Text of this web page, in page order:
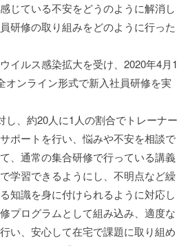
じている不安をどうのように解消し
研修の取り組みをどのように行った
イルス感染拡大を受け、2020年4月1
オンライン形式で新入社員研修を実
し、約20人に1人の割合でトレーナー
ポートを行い、悩みや不安を相談で
、通常の集合研修で行っている講義
学習できるようにし、不明点など繰
知識を身に付けられるように対応し
プログラムとして組み込み、適度な
い、安心して在宅で課題に取り組め